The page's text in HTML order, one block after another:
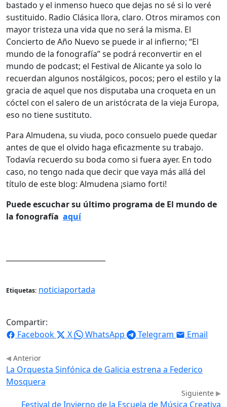
bastado y el inmenso hueco que dejas no sé si lo veré
sustituido. Radio Clásica llora, claro. Otros miramos con
mayor tristeza una vida que no será la misma. El
Concierto de Año Nuevo se puede ir al infierno; “El
mundo de la fonografía” se podrá reconvertir en el
mundo de podcast; el Festival de Alicante ya solo lo
recuerdan algunos nostálgicos, pocos; pero el estilo y la
gracia de aquel que nos disputaba una croqueta en un
cóctel con el salero de un aristócrata de la vieja Europa,
eso no tiene sustituto.
Para Almudena, su viuda, poco consuelo puede quedar
antes de que el olvido haga eficazmente su trabajo.
Todavía recuerdo su boda como si fuera ayer. En todo
caso, no tengo nada que decir que vaya más allá del
título de este blog: Almudena ¡siamo forti!
Puede escuchar su último programa de El mundo de
la fonografía aquí
Etiquetas: noticiaportada
Compartir:
Facebook
X WhatsApp Telegram Email
Anterior
La Orquesta Sinfónica de Galicia estrena a Federico
Mosquera
Siguiente
Festival de Invierno de la Escuela de Música Creativa